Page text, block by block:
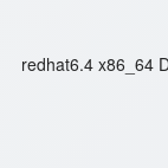
redhat6.4 x86_64